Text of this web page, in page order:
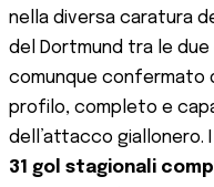
nella diversa caratura
del Dortmund tra le due
comunque confermato
profilo, completo e
dell’attacco giallonero.
31 gol stagionali